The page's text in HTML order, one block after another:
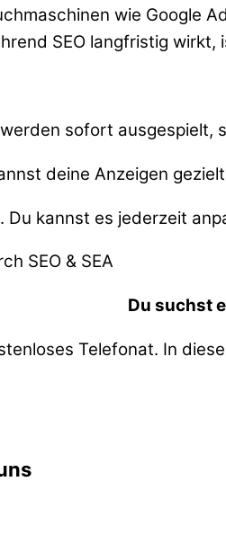
wie Google
SEO langfristig wirkt,
sofort ausgespielt,
deine Anzeigen
Du kannst es jederzeit
Du suchst
Telefonat. In